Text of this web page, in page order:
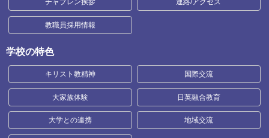
チャプレン挨拶 連絡/アクセス
教職員採用情報
学校の特色
キリスト教精神 国際交流
大家族体験 日英融合教育
大学との連携 地域交流